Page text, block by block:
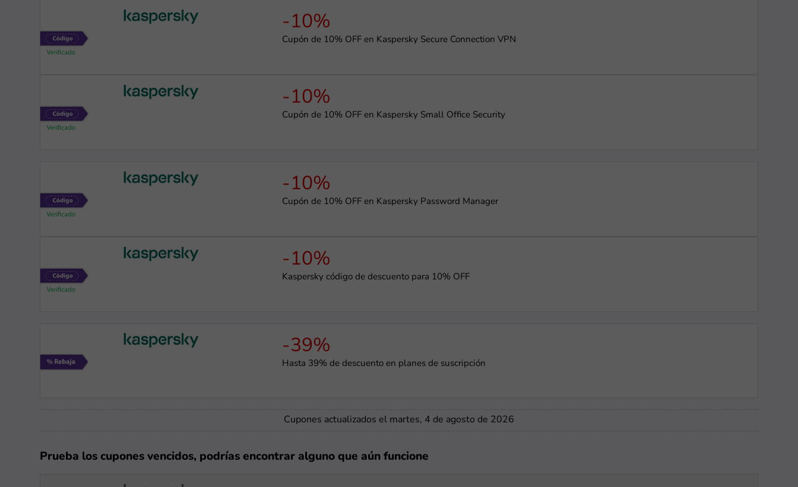
-10%
Cupón de 10% OFF en Kaspersky Secure Connection VPN
-10%
Cupón de 10% OFF en Kaspersky Small Office Security
-10%
Cupón de 10% OFF en Kaspersky Password Manager
-10%
Kaspersky código de descuento para 10% OFF
-39%
Hasta 39% de descuento en planes de suscripción
Cupones actualizados el martes, 4 de agosto de 2026
Prueba los cupones vencidos, podrías encontrar alguno que aún funcione